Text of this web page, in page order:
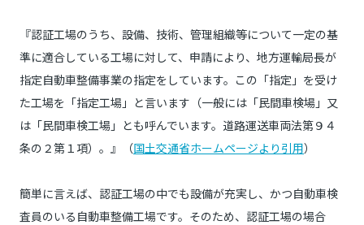
『認証工場のうち、設備、技術、管理組織等について一定の基
準に適合している工場に対して、申請により、地方運輸局長が
指定自動車整備事業の指定をしています。この「指定」を受け
た工場を「指定工場」と言います（一般には「民間車検場」又
は「民間車検工場」とも呼んでいます。道路運送車両法第９４
条の２第１項）。』（国土交通省ホームページより引用）
簡単に言えば、認証工場の中でも設備が充実し、かつ自動車検
査員のいる自動車整備工場です。そのため、認証工場の場合